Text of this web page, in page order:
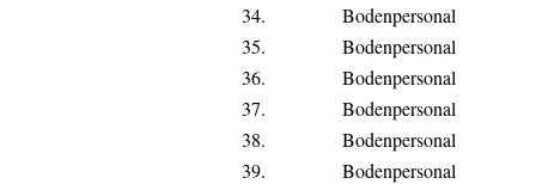
34.
Bodenpersonal
35.
Bodenpersonal
36.
Bodenpersonal
37.
Bodenpersonal
38.
Bodenpersonal
39.
Bodenpersonal